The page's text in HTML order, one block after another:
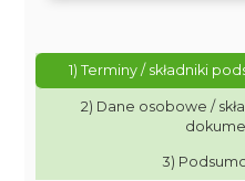
1) Terminy / składniki
2) Dane osobowe /
3)